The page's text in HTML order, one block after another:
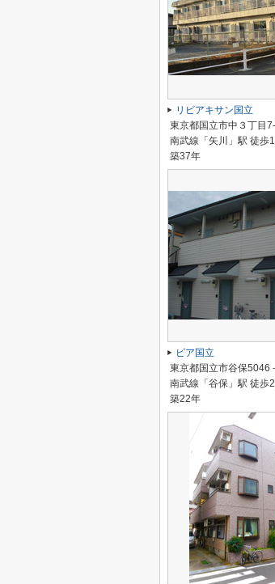
リビアキサン国立
東京都国立市中３丁目
南武線「矢川」駅 徒歩
築37年
ピア国立
東京都国立市谷保5046
南武線「谷保」駅 徒歩
築22年